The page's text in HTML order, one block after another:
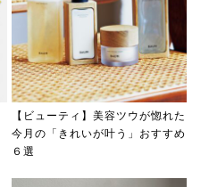
【ビューティ】美容ツウが惚れた
今月の「きれいが叶う」おすすめ
６選